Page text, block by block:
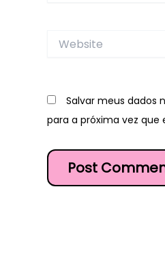
Website
Salvar meus dados
para a próxima vez que